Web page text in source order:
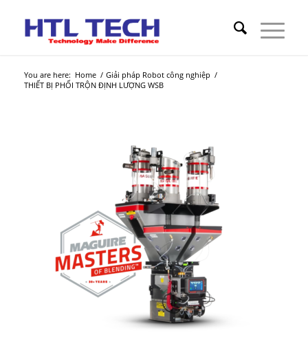
You are here: Home / Giải pháp Robot công nghiệp /
THIẾT BỊ PHỐI TRỘN ĐỊNH LƯỢNG WSB